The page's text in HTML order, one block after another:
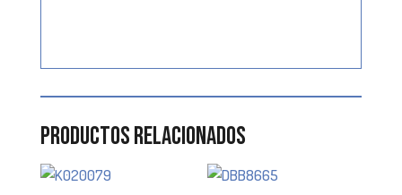
Productos relacionados